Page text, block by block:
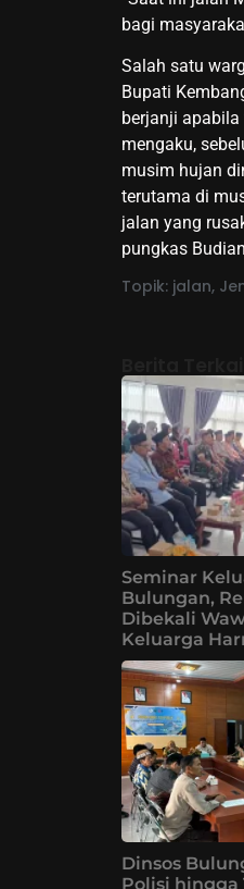
bagi
Salah satu
Bupati
berjanji apabila
mengaku,
musim hujan
terutama di
jalan yang
pungkas
Topik: jalan,
Seminar
Bulungan,
Dibekali
Keluarga
Dinsos
Polisi hingga